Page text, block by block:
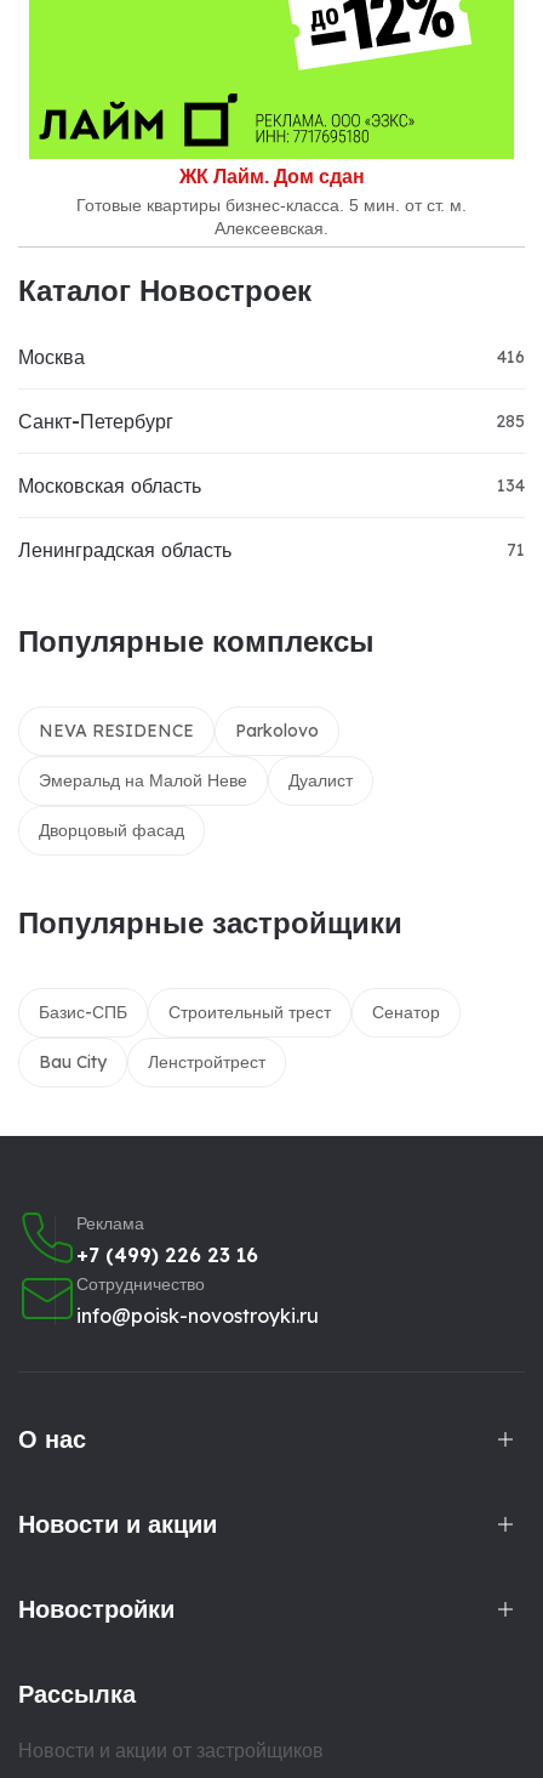
ЖК Лайм. Дом сдан
Готовые квартиры бизнес-класса. 5 мин. от ст. м.
Алексеевская.
Каталог Новостроек
Москва 416
Санкт-Петербург 285
Московская область 134
Ленинградская область 71
Популярные комплексы
NEVA RESIDENCE Parkolovo
Эмеральд на Малой Неве Дуалист
Дворцовый фасад
Популярные застройщики
Базис-СПБ Строительный трест Сенатор
Bau City Ленстройтрест
Реклама
+7 (499) 226 23 16
Сотрудничество
info@poisk-novostroyki.ru
О нас
Новости и акции
Новостройки
Рассылка
Новости и акции от застройщиков